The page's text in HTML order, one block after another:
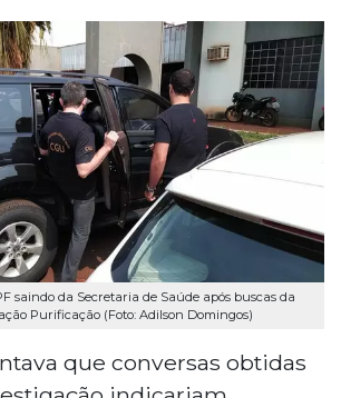
saindo da Secretaria de Saúde após buscas da
Purificação (Foto: Adilson Domingos)
que conversas obtidas